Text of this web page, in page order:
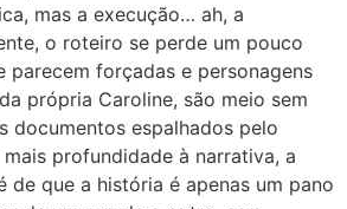
mas a execução… ah, a
o roteiro se perde um pouco
parecem forçadas e personagens
própria Caroline, são meio sem
documentos espalhados pelo
profundidade à narrativa, a
de que a história é apenas um pano